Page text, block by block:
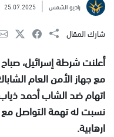
راديو الشمس 25.07.2025
شارك المقال
أعلنت شرطة إسرائيل،
مع جهاز الأمن العام
نسبت له تهمة التواصل
ارهابية.